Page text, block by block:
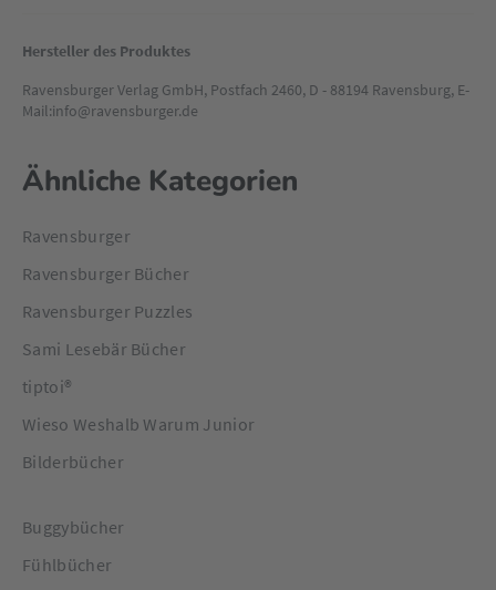
Hersteller des Produktes
Ravensburger Verlag GmbH, Postfach 2460, D - 88194 Ravensburg, E-
Mail:info@ravensburger.de
Ähnliche Kategorien
Ravensburger
Ravensburger Bücher
Ravensburger Puzzles
Sami Lesebär Bücher
tiptoi®
Wieso Weshalb Warum Junior
Bilderbücher
Buggybücher
Fühlbücher